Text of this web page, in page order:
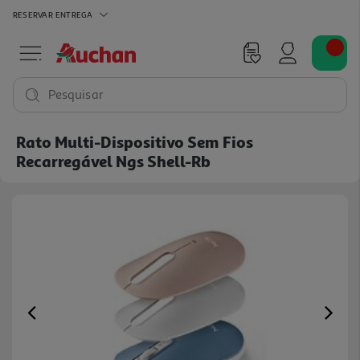
RESERVAR ENTREGA
Pesquisar
Rato Multi-Dispositivo Sem Fios
Recarregável Ngs Shell-Rb
Previous